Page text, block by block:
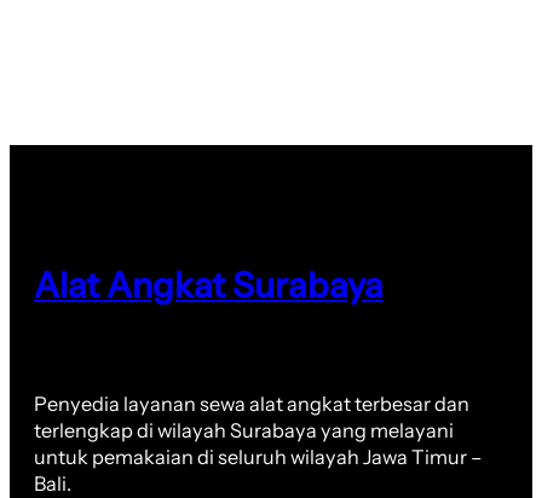
Alat Angkat Surabaya
Penyedia layanan sewa alat angkat terbesar dan
terlengkap di wilayah Surabaya yang melayani
untuk pemakaian di seluruh wilayah Jawa Timur –
Bali.